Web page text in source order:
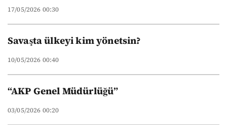
17/05/2026 00:30
Savaşta ülkeyi kim yönetsin?
10/05/2026 00:40
“AKP Genel Müdürlüğü”
03/05/2026 00:20